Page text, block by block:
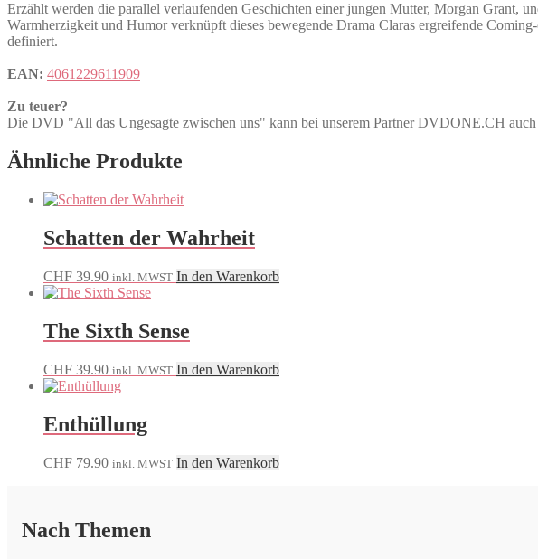
Erzählt werden die parallel verlaufenden Geschichten einer jungen Mutter, Morgan Grant,
Warmherzigkeit und Humor verknüpft dieses bewegende Drama Claras ergreifende
definiert.
EAN: 4061229611909
Zu teuer?
Die DVD "All das Ungesagte zwischen uns" kann bei unserem Partner DVDONE.CH auch
Ähnliche Produkte
Schatten der Wahrheit
CHF 39.90 inkl. MWST In den Warenkorb
The Sixth Sense
CHF 39.90 inkl. MWST In den Warenkorb
Enthüllung
CHF 79.90 inkl. MWST In den Warenkorb
Nach Themen